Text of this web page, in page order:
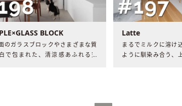
BLOCK
のガラスブロックやさまざまな質
で包まれた、清涼感あふれる空
Latte
まるでミルクに溶け
ように馴染み合う、